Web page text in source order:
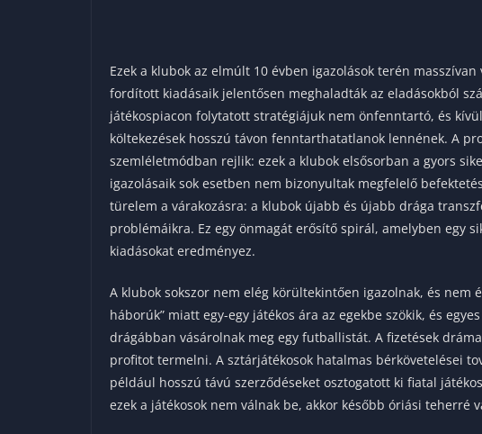
Ezek a klubok az elmúlt 10 évben igazolások terén
fordított kiadásaik jelentősen meghaladták az eladásokból
játékospiacon folytatott stratégiájuk nem önfenntartó, és
költekezések hosszú távon fenntarthatatlanok lennének. A
szemléletmódban rejlik: ezek a klubok elsősorban a gyors
igazolásaik sok esetben nem bizonyultak megfelelő
türelem a várakozásra: a klubok újabb és újabb drága
problémáikra. Ez egy önmagát erősítő spirál, amelyben egy
kiadásokat eredményez.
A klubok sokszor nem elég körültekintően igazolnak, és nem
háborúk” miatt egy-egy játékos ára az egekbe szökik, és
drágábban vásárolnak meg egy futballistát. A fizetések
profitot termelni. A sztárjátékosok hatalmas bérkövetelései
például hosszú távú szerződéseket osztogatott ki fiatal
ezek a játékosok nem válnak be, akkor később óriási teherré